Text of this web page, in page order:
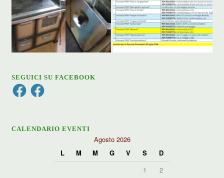
SEGUICI SU FACEBOOK
FacebookFacebook
CALENDARIO EVENTI
Agosto 2026
L
M M G V S
D
1
2